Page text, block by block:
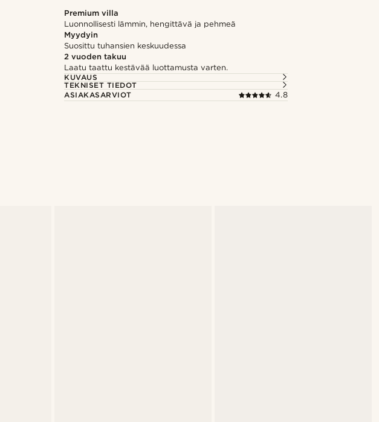
Premium villa
Luonnollisesti lämmin, hengittävä ja pehmeä
Myydyin
Suosittu tuhansien keskuudessa
2 vuoden takuu
Laatu taattu kestävää luottamusta varten.
KUVAUS
TEKNISET TIEDOT
ASIAKASARVIOT
4.8